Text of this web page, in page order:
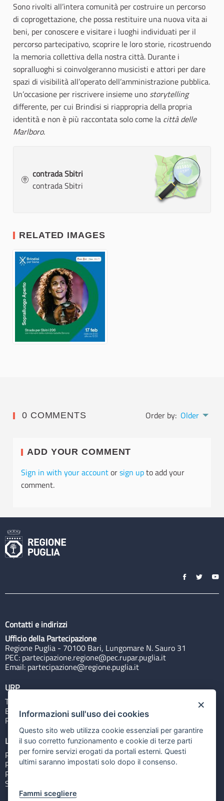
Sono rivolti all’intera comunità per costruire un percorso
di coprogettazione, che possa restituire una nuova vita ai
beni, per conoscere e visitare i luoghi individuati per il
percorso partecipativo, scoprire le loro storie, ricostruendo
la memoria collettiva della nostra città. Durante i
sopralluoghi si coinvolgeranno musicisti e attori per dare
spazi di visibilità all’operato dell’amministrazione pubblica.
Un’occasione per riscrivere insieme uno storytelling
differente, per cui Brindisi si riappropria della propria
identità e non è più raccontata solo come la città delle
Marlboro.
contrada Sbitri
contrada Sbitri
RELATED IMAGES
0 COMMENTS Order by: Older
ADD YOUR COMMENT
Sign in with your accountorsign upto add your
comment.
Contatti e indirizzi
Ufficio della Partecipazione
Regione Puglia - 70100 Bari, Lungomare N. Sauro 31
PEC: partecipazione.regione@pec.rupar.puglia.it
Email: partecipazione@regione.puglia.it
URP
Tel: 800713939
Email:quiregione@regione.puglia.it
Rubrica
Link utili
Portale Istituzionale
PO FESR Puglia 2014-2020
PSR Puglia 2014-2020
Sistema Puglia
×
Informazioni sull'uso dei cookies
Questo sito web utilizza cookie essenziali per garantire
il suo corretto funzionamento e cookie di terze parti
per fornire servizi erogati da portali esterni. Questi
ultimi saranno impostati solo dopo il consenso.
Fammi scegliere